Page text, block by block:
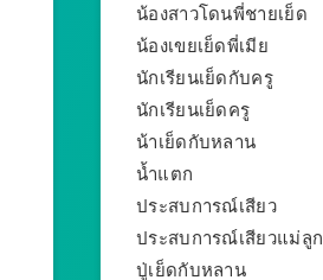
น้องสาวโดนพี่ชายเย็ด
น้องเขยเย็ดพี่เมีย
นักเรียนเย็ดกับครู
นักเรียนเย็ดครู
น้าเย็ดกับหลาน
น้ำแตก
ประสบการณ์เสียว
ประสบการณ์เสียวแม่ลูก
ปู่เย็ดกับหลาน